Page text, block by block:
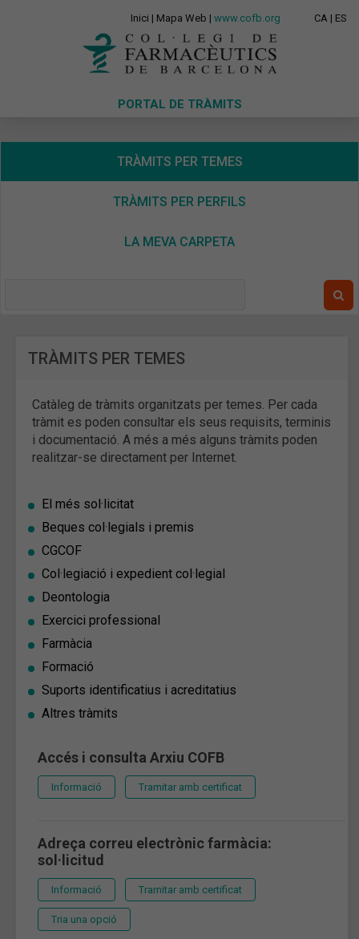
Inici | Mapa Web | www.cofb.org CA | ES
PORTAL DE TRÀMITS
TRÀMITS PER TEMES
TRÀMITS PER PERFILS
LA MEVA CARPETA
TRÀMITS PER TEMES
Catàleg de tràmits organitzats per temes. Per cada
tràmit es poden consultar els seus requisits, terminis
i documentació. A més a més alguns tràmits poden
realitzar-se directament per Internet.
El més sol·licitat
Beques col·legials i premis
CGCOF
Col·legiació i expedient col·legial
Deontologia
Exercici professional
Farmàcia
Formació
Suports identificatius i acreditatius
Altres tràmits
Accés i consulta Arxiu COFB
Informació Tramitar amb certificat
Adreça correu electrònic farmàcia:
sol·licitud
Informació Tramitar amb certificat
Tria una opció